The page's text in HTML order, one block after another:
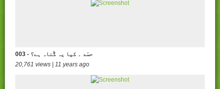
003 - حسَد ۔ کیا یہ گُناہ ہے؟
20,761 views | 11 years ago